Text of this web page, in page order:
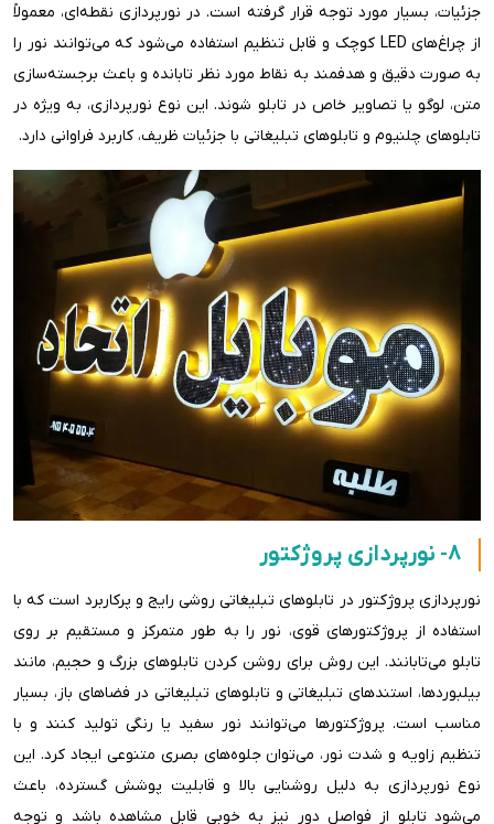
جزئیات، بسیار مورد توجه قرار گرفته است. در نورپردازی نقطه‌ای، معمولاً
از چراغ‌های LED کوچک و قابل تنظیم استفاده می‌شود که می‌توانند نور را
به صورت دقیق و هدفمند به نقاط مورد نظر تابانده و باعث برجسته‌سازی
متن، لوگو یا تصاویر خاص در تابلو شوند. این نوع نورپردازی، به ویژه در
تابلوهای چلنیوم و تابلوهای تبلیغاتی با جزئیات ظریف، کاربرد فراوانی دارد.
8- نورپردازی پروژکتور
نورپردازی پروژکتور در تابلوهای تبلیغاتی روشی رایج و پرکاربرد است که با
استفاده از پروژکتورهای قوی، نور را به طور متمرکز و مستقیم بر روی
تابلو می‌تابانند. این روش برای روشن کردن تابلوهای بزرگ و حجیم، مانند
بیلبوردها، استندهای تبلیغاتی و تابلوهای تبلیغاتی در فضاهای باز، بسیار
مناسب است. پروژکتورها می‌توانند نور سفید یا رنگی تولید کنند و با
تنظیم زاویه و شدت نور، می‌توان جلوه‌های بصری متنوعی ایجاد کرد. این
نوع نورپردازی به دلیل روشنایی بالا و قابلیت پوشش گسترده، باعث
می‌شود تابلو از فواصل دور نیز به خوبی قابل مشاهده باشد و توجه